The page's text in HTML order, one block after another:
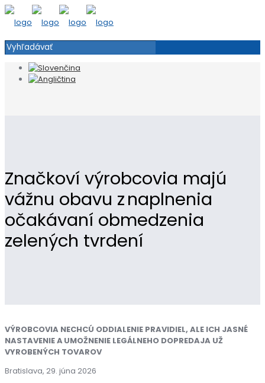
Značkoví výrobcovia majú
vážnu obavu z naplnenia
očakávaní obmedzenia
zelených tvrdení
VÝROBCOVIA NECHCÚ ODDIALENIE PRAVIDIEL, ALE ICH JASNÉ
NASTAVENIE A UMOŽNENIE LEGÁLNEHO DOPREDAJA UŽ
VYROBENÝCH TOVAROV
Bratislava, 29. júna 2026